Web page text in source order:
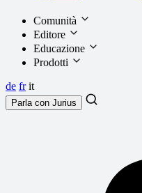
Comunità
Editore
Educazione
Prodotti
de fr it
Parla con Jurius